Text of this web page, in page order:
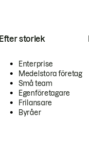
Efter storlek
Enterprise
Medelstora företag
Små team
Egenföretagare
Frilansare
Byråer